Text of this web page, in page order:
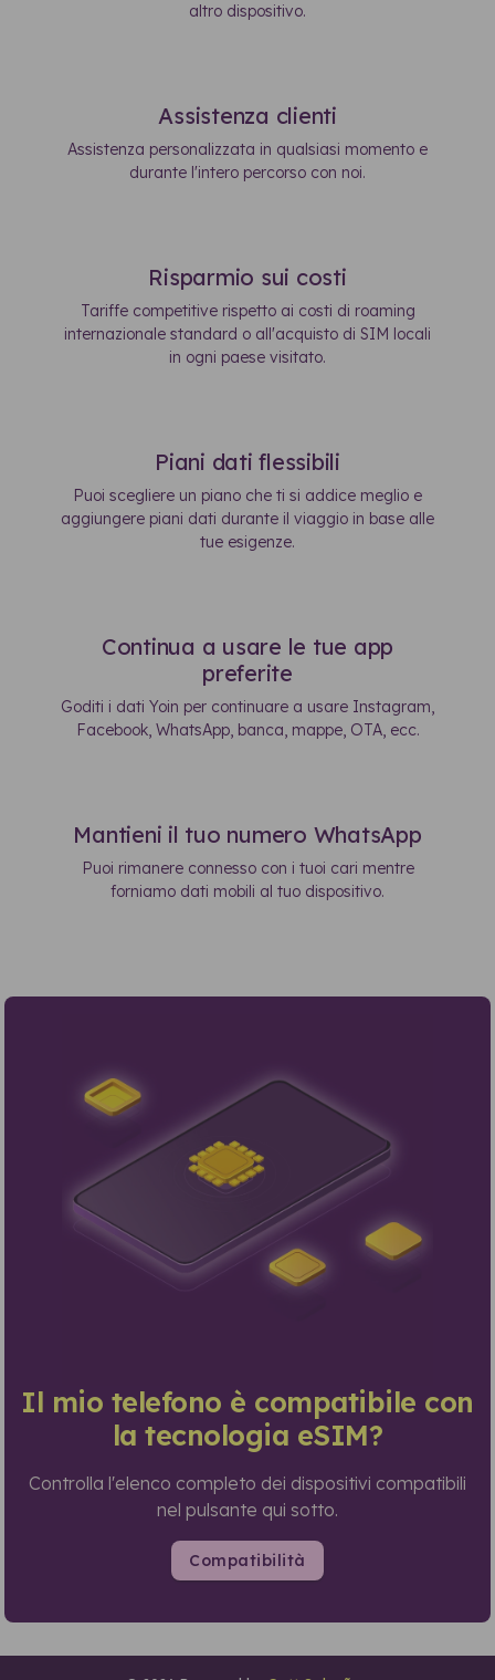
altro dispositivo.
Assistenza clienti
Assistenza personalizzata in qualsiasi momento e
durante l'intero percorso con noi.
Risparmio sui costi
Tariffe competitive rispetto ai costi di roaming
internazionale standard o all'acquisto di SIM locali
in ogni paese visitato.
Piani dati flessibili
Puoi scegliere un piano che ti si addice meglio e
aggiungere piani dati durante il viaggio in base alle
tue esigenze.
Continua a usare le tue app
preferite
Goditi i dati Yoin per continuare a usare Instagram,
Facebook, WhatsApp, banca, mappe, OTA, ecc.
Mantieni il tuo numero WhatsApp
Puoi rimanere connesso con i tuoi cari mentre
forniamo dati mobili al tuo dispositivo.
Il mio telefono è compatibile con
la tecnologia eSIM?
Controlla l'elenco completo dei dispositivi compatibili
nel pulsante qui sotto.
Compatibilità